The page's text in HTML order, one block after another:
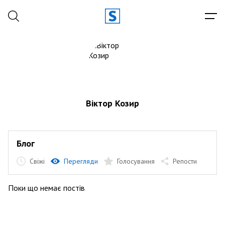
Віктор Козир
Блог
Свіжі Перегляди Голосування Репости
Поки що немає постів